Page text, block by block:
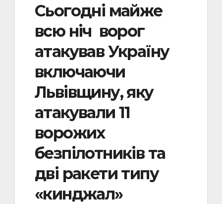
Сьогодні майже
всю ніч ворог
атакував Україну
включаючи
Львівщину, яку
атакували 11
ворожих
безпілотників та
дві ракети типу
«кинджал»